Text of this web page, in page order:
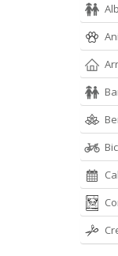
Digitale
3.50 €